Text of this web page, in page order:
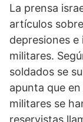
La prensa
artículos
depresiones
militares.
soldados se
apunta que
militares se
reservistas